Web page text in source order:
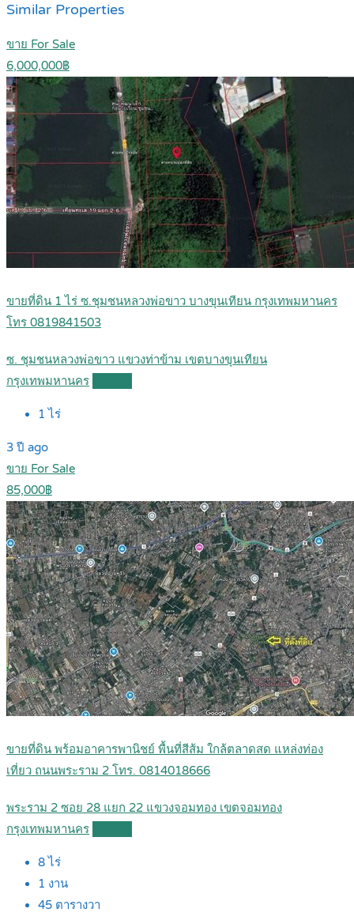
Similar Properties
ขาย For Sale
6,000,000฿
ขายที่ดิน 1 ไร่ ซ.ชุมชนหลวงพ่อขาว บางขุนเทียน กรุงเทพมหานคร
โทร 0819841503
ซ. ชุมชนหลวงพ่อขาว แขวงท่าข้าม เขตบางขุนเทียน
กรุงเทพมหานคร
1 ไร่
3 ปี ago
ขาย For Sale
85,000฿
ขายที่ดิน พร้อมอาคารพานิชย์ พื้นที่สีส้ม ใกล้ตลาดสด แหล่งท่อง
เที่ยว ถนนพระราม 2 โทร. 0814018666
พระราม 2 ซอย 28 แยก 22 แขวงจอมทอง เขตจอมทอง
กรุงเทพมหานคร
8ไร่
1 งาน
45 ตารางวา